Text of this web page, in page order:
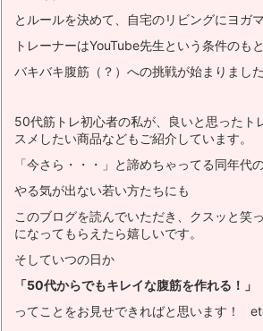
とルールを決めて、自宅のリビングにヨガ
トレーナーはYouTube先生という条件のもと
バキバキ腹筋（？）への挑戦が始まりました
50代筋トレ初心者の私が、良いと思ったト
スメ したい商品などもご紹介しています。
「今さら・・・」と諦めちゃってる同年代
やる気が出ない若い方たちにも
このブログを読んでいただき、 クスッと笑
になってもらえたら嬉しいです。
そしていつの日か
「50代からでもキレイな腹筋を作れる！」
ってことをお見せできればと思います！